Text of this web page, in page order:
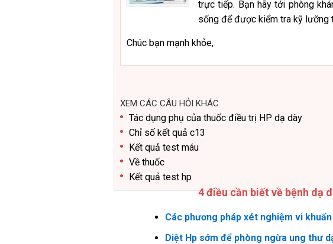
trực tiếp. Bạn hãy tới phòng
sống để được kiểm tra kỹ lưỡng
Chúc bạn mạnh khỏe,
XEM CÁC CÂU HỎI KHÁC
Tác dụng phụ của thuốc điều trị HP dạ dày
Chỉ số kết quả c13
Kết quả test máu
Về thuốc
Kết quả test hp
4 điều cần biết về bệnh dạ
Các phương pháp xét nghiệm vi
Diệt Hp sớm để phòng ngừa ung thư